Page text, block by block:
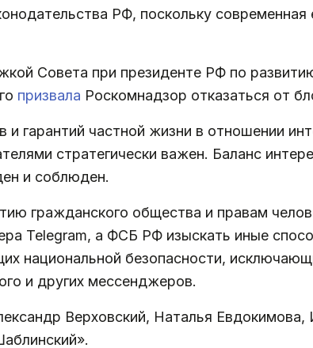
РФ, поскольку современная
Совета при президенте РФ по
призвала Роскомнадзор отказаться от
и гарантий частной жизни в отношении
стратегически важен. Баланс
и соблюден.
гражданского общества и правам
Telegram, а ФСБ РФ изыскать иные
национальной безопасности,
и других мессенджеров.
Верховский, Наталья Евдокимова,